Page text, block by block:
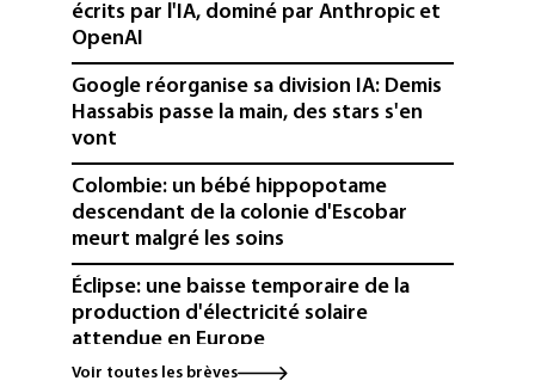
écrits par l'IA, dominé par Anthropic et
OpenAI
Google réorganise sa division IA: Demis
Hassabis passe la main, des stars s'en
vont
Colombie: un bébé hippopotame
descendant de la colonie d'Escobar
meurt malgré les soins
Éclipse: une baisse temporaire de la
production d'électricité solaire
attendue en Europe
Voir toutes les brèves